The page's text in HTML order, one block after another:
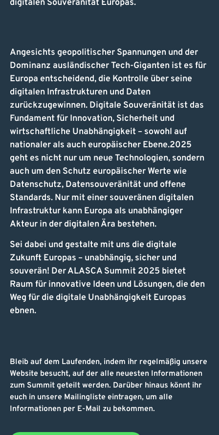
digitalen Souveränität Europas.
Angesichts geopolitischer Spannungen und der
Dominanz ausländischer Tech-Giganten ist es für
Europa entscheidend, die Kontrolle über seine
digitalen Infrastrukturen und Daten
zurückzugewinnen. Digitale Souveränität ist das
Fundament für Innovation, Sicherheit und
wirtschaftliche Unabhängigkeit – sowohl auf
nationaler als auch europäischer Ebene.2025
geht es nicht nur um neue Technologien, sondern
auch um den Schutz europäischer Werte wie
Datenschutz, Datensouveränität und offene
Standards. Nur mit einer souveränen digitalen
Infrastruktur kann Europa als unabhängiger
Akteur in der digitalen Ära bestehen.
Sei dabei und gestalte mit uns die digitale
Zukunft Europas – unabhängig, sicher und
souverän! Der ALASCA Summit 2025 bietet
Raum für innovative Ideen und Lösungen, die den
Weg für die digitale Unabhängigkeit Europas
ebnen.
Bleib auf dem Laufenden, indem ihr regelmäßig unsere
Website besucht, auf der alle neuesten Informationen
zum Summit geteilt werden. Darüber hinaus könnt ihr
euch in unsere Mailingliste eintragen, um alle
Informationen per E-Mail zu bekommen.